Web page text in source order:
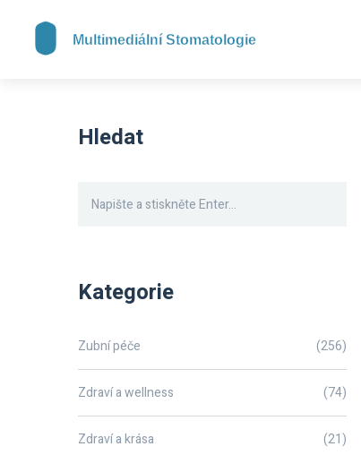
Hledat
Kategorie
Zubní péče (256)
Zdraví a wellness (74)
Zdraví a krása (21)